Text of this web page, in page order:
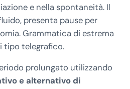
e nella spontaneità. Il
presenta pause per
Grammatica di estrema
tipo telegrafico.
prolungato utilizzando
e alternativo di